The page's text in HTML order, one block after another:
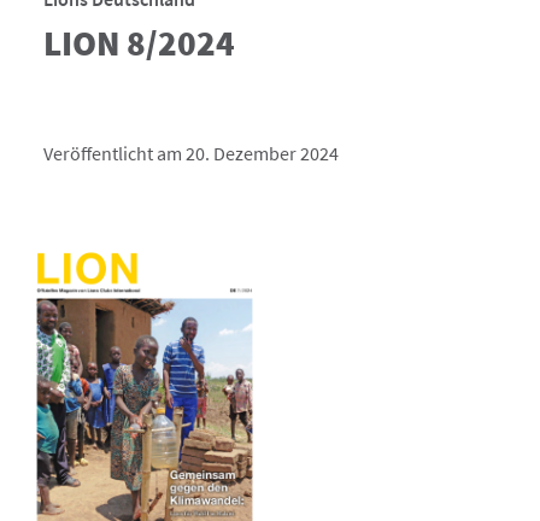
LION 8/2024
Veröffentlicht am 20. Dezember 2024